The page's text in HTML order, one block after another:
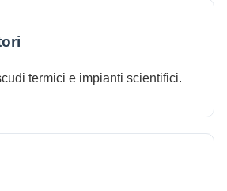
termici e impianti scientifici.